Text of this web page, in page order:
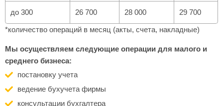
до 300 26 700 28 000 29 700
*количество операций в месяц (акты, счета, накладные)
Мы осуществляем следующие операции для малого и
среднего бизнеса:
постановку учета
ведение бухучета фирмы
консультации бухгалтера